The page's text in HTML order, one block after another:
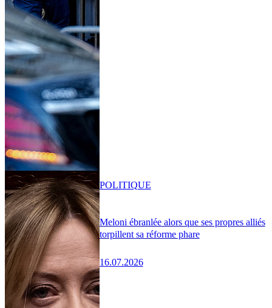
Meloni ébranlée alors que ses propres alliés
torpillent sa réforme phare
16.07.2026
POLITIQUE